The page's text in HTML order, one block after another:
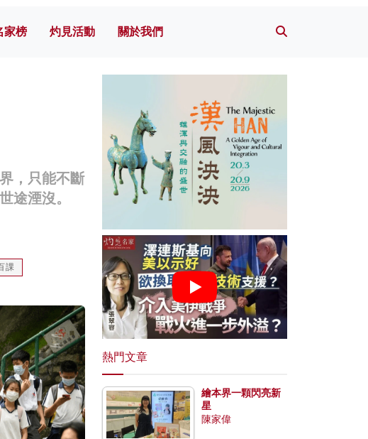
家榜 灼見活動 關於我們
，只能不斷
途湮沒。
課
熱門文章
繪本界一顆閃亮新
星
陳家偉